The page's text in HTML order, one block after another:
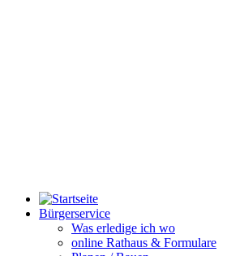
Bürgerservice
Was erledige ich wo
online Rathaus & Formulare